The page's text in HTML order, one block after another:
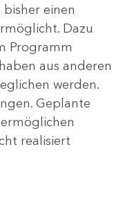
einen
Dazu
Programm
aus anderen
werden.
Geplante
realisiert